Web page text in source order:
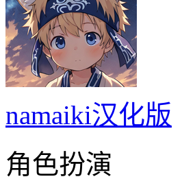
namaiki汉化版
角色扮演